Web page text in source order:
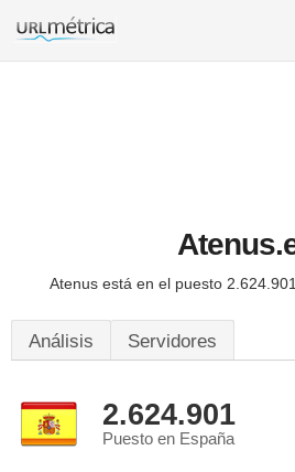
Atenus está en el puesto
Análisis Servidores
2.624.901
Puesto en España